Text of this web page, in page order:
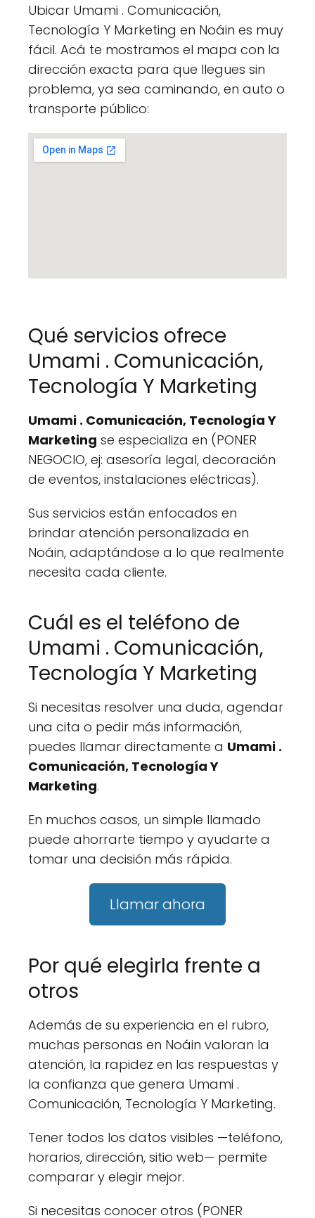
Ubicar Umami . Comunicación,
Tecnología Y Marketing en Noáin es muy
fácil. Acá te mostramos el mapa con la
dirección exacta para que llegues sin
problema, ya sea caminando, en auto o
transporte público:
Qué servicios ofrece
Umami . Comunicación,
Tecnología Y Marketing
Umami . Comunicación, Tecnología Y
Marketing se especializa en (PONER
NEGOCIO, ej: asesoría legal, decoración
de eventos, instalaciones eléctricas).
Sus servicios están enfocados en
brindar atención personalizada en
Noáin, adaptándose a lo que realmente
necesita cada cliente.
Cuál es el teléfono de
Umami . Comunicación,
Tecnología Y Marketing
Si necesitas resolver una duda, agendar
una cita o pedir más información,
puedes llamar directamente a Umami .
Comunicación, Tecnología Y
Marketing.
En muchos casos, un simple llamado
puede ahorrarte tiempo y ayudarte a
tomar una decisión más rápida.
Llamar ahora
Por qué elegirla frente a
otros
Además de su experiencia en el rubro,
muchas personas en Noáin valoran la
atención, la rapidez en las respuestas y
la confianza que genera Umami .
Comunicación, Tecnología Y Marketing.
Tener todos los datos visibles —teléfono,
horarios, dirección, sitio web— permite
comparar y elegir mejor.
Si necesitas conocer otros (PONER